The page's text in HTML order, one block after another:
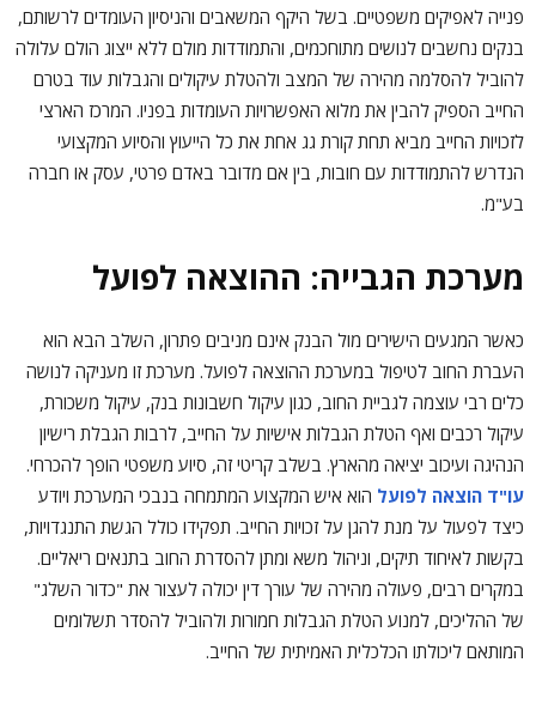
פנייה לאפיקים משפטיים. בשל היקף המשאבים והניסיון העומדים לרשותם,
בנקים נחשבים לנושים מתוחכמים, והתמודדות מולם ללא ייצוג הולם עלולה
להוביל להסלמה מהירה של המצב ולהטלת עיקולים והגבלות עוד בטרם
החייב הספיק להבין את מלוא האפשרויות העומדות בפניו. המרכז הארצי
לזכויות החייב מביא תחת קורת גג אחת את כל הייעוץ והסיוע המקצועי
הנדרש להתמודדות עם חובות, בין אם מדובר באדם פרטי, עסק או חברה
בע"מ.
מערכת הגבייה: ההוצאה לפועל
כאשר המגעים הישירים מול הבנק אינם מניבים פתרון, השלב הבא הוא
העברת החוב לטיפול במערכת ההוצאה לפועל. מערכת זו מעניקה לנושה
כלים רבי עוצמה לגביית החוב, כגון עיקול חשבונות בנק, עיקול משכורת,
עיקול רכבים ואף הטלת הגבלות אישיות על החייב, לרבות הגבלת רישיון
הנהיגה ועיכוב יציאה מהארץ. בשלב קריטי זה, סיוע משפטי הופך להכרחי.
עו"ד הוצאה לפועל הוא איש המקצוע המתמחה בנבכי המערכת ויודע
כיצד לפעול על מנת להגן על זכויות החייב. תפקידו כולל הגשת התנגדויות,
בקשות לאיחוד תיקים, וניהול משא ומתן להסדרת החוב בתנאים ריאליים.
במקרים רבים, פעולה מהירה של עורך דין יכולה לעצור את "כדור השלג"
של ההליכים, למנוע הטלת הגבלות חמורות ולהוביל להסדר תשלומים
המותאם ליכולתו הכלכלית האמיתית של החייב.